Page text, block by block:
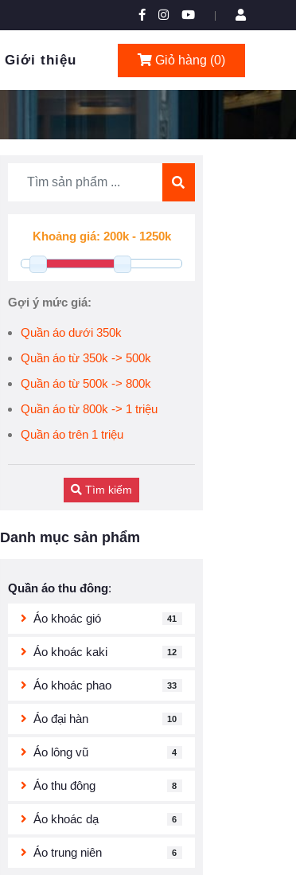
Giới thiệu Giỏ hàng (0)
Gợi ý mức giá:
Quần áo dưới 350k
Quần áo từ 350k -> 500k
Quần áo từ 500k -> 800k
Quần áo từ 800k -> 1 triệu
Quần áo trên 1 triệu
Tìm kiếm
Danh mục sản phẩm
Quần áo thu đông:
Áo khoác gió 41
Áo khoác kaki 12
Áo khoác phao 33
Áo đại hàn 10
Áo lông vũ 4
Áo thu đông 8
Áo khoác dạ 6
Áo trung niên 6